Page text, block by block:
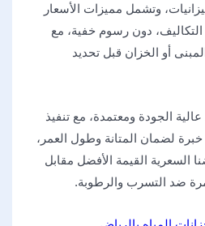
وتشمل مميزات الأسعار
التكاليف، دون رسوم خفية، مع
أو الخزان قبل تحديد
الجودة ومعتمدة، مع تنفيذ
لضمان المتانة وطول العمر،
السعرية القيمة الأفضل مقابل
ضد التسرب والرطوبة.